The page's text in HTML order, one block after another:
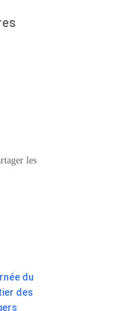
les
du
des